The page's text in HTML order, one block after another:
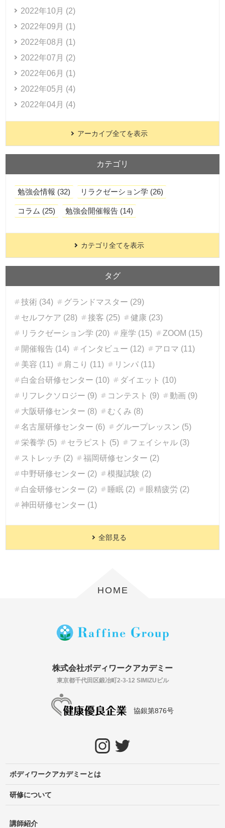
2022年10月 (2)
2022年09月 (1)
2022年08月 (1)
2022年07月 (2)
2022年06月 (1)
2022年05月 (4)
2022年04月 (4)
アーカイブ全てを表示
カテゴリ
勉強会情報 (32) リラクゼーション学 (26)
コラム (25) 勉強会開催報告 (14)
カテゴリ全てを表示
タグ
技術 (34)
グランドマスター (29)
セルフケア (28)
接客 (25)
健康 (23)
リラクゼーション学 (20)
座学 (15)
ZOOM (15)
開催報告 (14)
インタビュー (12)
アロマ (11)
美容 (11)
肩こり (11)
リンパ (11)
白金台研修センター (10)
ダイエット (10)
リフレクソロジー (9)
コンテスト (9)
動画 (9)
大阪研修センター (8)
むくみ (8)
名古屋研修センター (6)
グループレッスン (5)
栄養学 (5)
セラピスト (5)
フェイシャル (3)
ストレッチ (2)
福岡研修センター (2)
中野研修センター (2)
模擬試験 (2)
白金研修センター (2)
睡眠 (2)
眼精疲労 (2)
神田研修センター (1)
全部見る
HOME
株式会社ボディワークアカデミー
東京都千代田区鍛冶町2-3-12 SIMIZUビル
協銀第876号
ボディワークアカデミーとは
研修について
講師紹介